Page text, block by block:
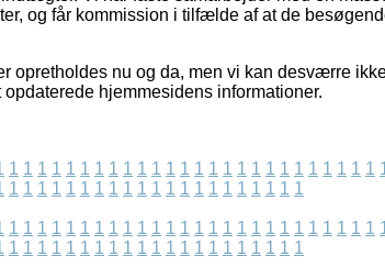
og får kommission i tilfælde af at de
opretholdes nu og da, men vi kan desværre
hjemmesidens informationer.
1 1 1 1 1 1 1 1 1 1 1 1 1 1 1 1 1 1 1 1 1 1 1 1 1 1
1 1 1 1 1 1 1 1 1 1 1 1 1 1 1 1 1 1 1 1 1
1 1 1 1 1 1 1 1 1 1 1 1 1 1 1 1 1 1 1 1 1 1 1 1 1 1
1 1 1 1 1 1 1 1 1 1 1 1 1 1 1 1 1 1 1 1 1